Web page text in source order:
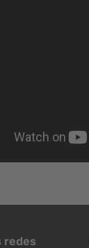
redes